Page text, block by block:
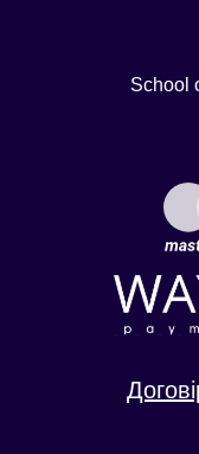
School